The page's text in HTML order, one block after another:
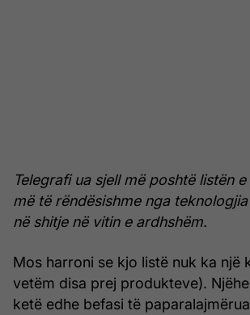
Telegrafi ua sjell më poshtë listën
më të rëndësishme nga
në shitje në vitin e ardhshëm.
Mos harroni se kjo listë nuk ka një
vetëm disa prej produkteve).
ketë edhe befasi të